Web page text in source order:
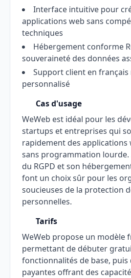
Interface intuitive pour
applications web sans
techniques
Hébergement conforme
souveraineté des données
Support client en
personnalisé
Cas d'usage
WeWeb est idéal pour les
startups et entreprises qui
rapidement des applications
sans programmation
du RGPD et son
font un choix sûr pour les
soucieuses de la protection
personnelles.
Tarifs
WeWeb propose un modèle
permettant de débuter
fonctionnalités de base, puis
payantes offrant des